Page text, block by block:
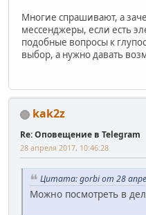
Многие спрашивают, а
мессенджеры, если есть
подобные вопросы к
выбор, а нужно давать
kak2z
Re: Оповещение в Telegram
28 апреля 2017, 10:46:28
Цитата: gorbi от 28
Можно посмотреть в